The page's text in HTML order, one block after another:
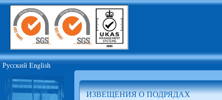
JSC
Moldova
Steel
Works
Русский English
ИЗВЕЩЕНИЯ О ПОДРЯДАХ